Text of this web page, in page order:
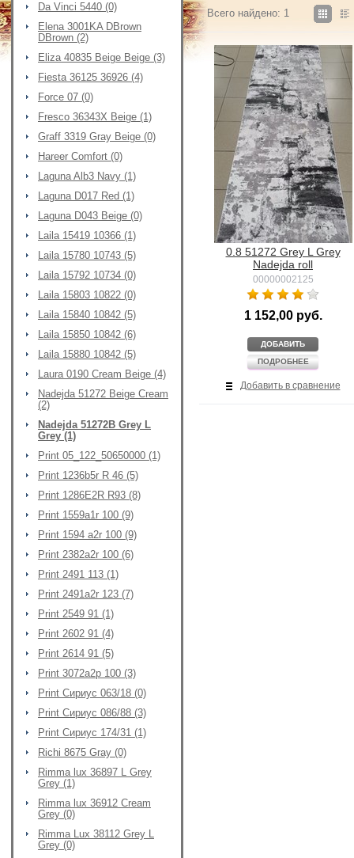
Da Vinci 5440 (0)
Elena 3001KA DBrown
DBrown (2)
Eliza 40835 Beige Beige (3)
Fiesta 36125 36926 (4)
Force 07 (0)
Fresco 36343X Beige (1)
Graff 3319 Gray Beige (0)
Hareer Comfort (0)
Laguna Alb3 Navy (1)
Laguna D017 Red (1)
Laguna D043 Beige (0)
Laila 15419 10366 (1)
Laila 15780 10743 (5)
Laila 15792 10734 (0)
Laila 15803 10822 (0)
Laila 15840 10842 (5)
Laila 15850 10842 (6)
Laila 15880 10842 (5)
Laura 0190 Cream Beige (4)
Nadejda 51272 Beige Cream
(2)
Nadejda 51272B Grey L
Grey (1)
Print 05_122_50650000 (1)
Print 1236b5r R 46 (5)
Print 1286E2R R93 (8)
Print 1559a1r 100 (9)
Print 1594 a2r 100 (9)
Print 2382a2r 100 (6)
Print 2491 113 (1)
Print 2491a2r 123 (7)
Print 2549 91 (1)
Print 2602 91 (4)
Print 2614 91 (5)
Print 3072a2p 100 (3)
Print Сириус 063/18 (0)
Print Сириус 086/88 (3)
Print Сириус 174/31 (1)
Richi 8675 Gray (0)
Rimma lux 36897 L Grey
Grey (1)
Rimma lux 36912 Cream
Grey (0)
Rimma Lux 38112 Grey L
Grey (0)
Всего найдено: 1
0.8 51272 Grey L Grey
Nadejda roll
00000002125
1 152,00 руб.
ДОБАВИТЬ
ПОДРОБНЕЕ
Добавить в сравнение